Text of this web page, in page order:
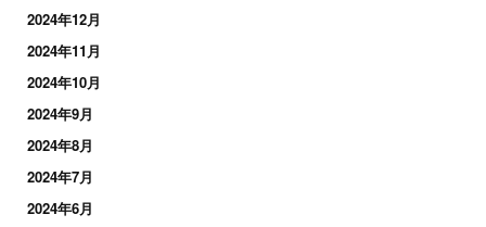
2024年12月
2024年11月
2024年10月
2024年9月
2024年8月
2024年7月
2024年6月